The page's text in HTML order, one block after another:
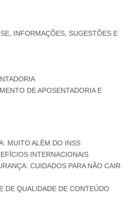
INFORMAÇÕES, SUGESTÕES E
DE APOSENTADORIA E
MUITO ALÉM DO INSS
INTERNACIONAIS
CUIDADOS PARA NÃO CAIR
DE QUALIDADE DE CONTEÚDO